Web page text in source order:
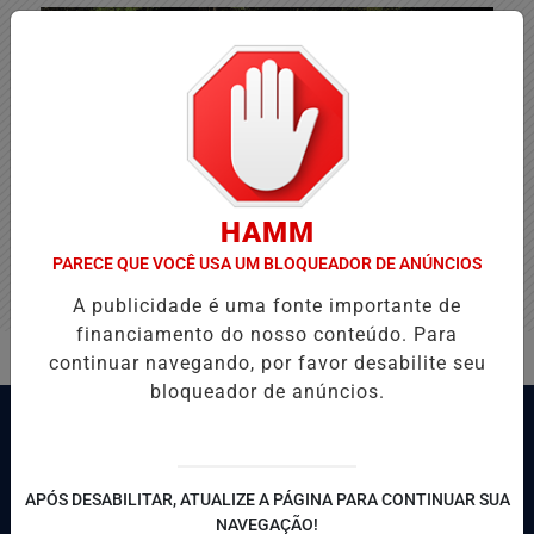
HAMM
PARECE QUE VOCÊ USA UM BLOQUEADOR DE ANÚNCIOS
A publicidade é uma fonte importante de
financiamento do nosso conteúdo. Para
continuar navegando, por favor desabilite seu
bloqueador de anúncios.
APÓS DESABILITAR, ATUALIZE A PÁGINA PARA CONTINUAR SUA
NAVEGAÇÃO!